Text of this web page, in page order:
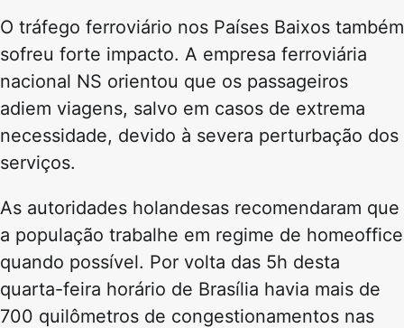
O tráfego ferroviário nos Países Baixos também
sofreu forte impacto. A empresa ferroviária
nacional NS orientou que os passageiros
adiem viagens, salvo em casos de extrema
necessidade, devido à severa perturbação dos
serviços.
As autoridades holandesas recomendaram que
a população trabalhe em regime de homeoffice
quando possível. Por volta das 5h desta
quarta-feira horário de Brasília havia mais de
700 quilômetros de congestionamentos nas